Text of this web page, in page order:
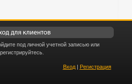
под личной учетной записью или
Вход| Регистрация